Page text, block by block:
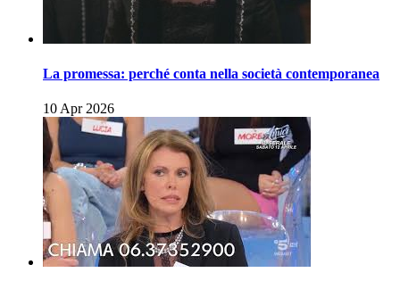
La promessa: perché conta nella società contemporanea
10 Apr 2026